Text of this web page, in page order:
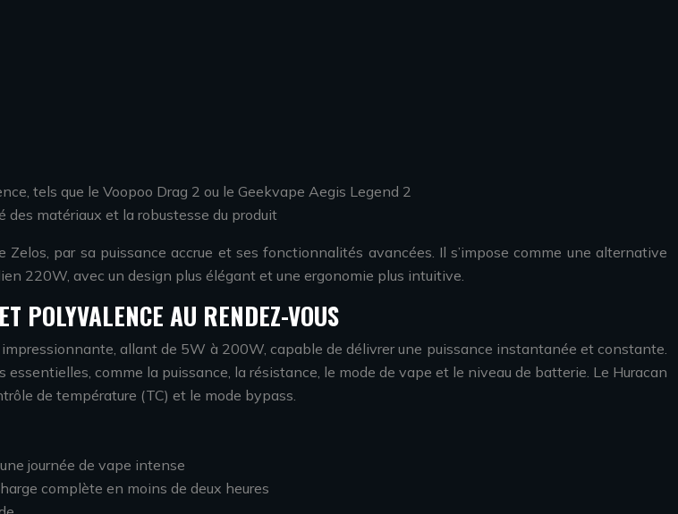
tels que le Voopoo Drag 2 ou le Geekvape Aegis Legend 2
des matériaux et la robustesse du produit
par sa puissance accrue et ses fonctionnalités avancées. Il s’impose comme une alternative
220W, avec un design plus élégant et une ergonomie plus intuitive.
POLYVALENCE AU RENDEZ-VOUS
allant de 5W à 200W, capable de délivrer une puissance instantanée et constante.
comme la puissance, la résistance, le mode de vape et le niveau de batterie. Le Huracan
de température (TC) et le mode bypass.
journée de vape intense
complète en moins de deux heures